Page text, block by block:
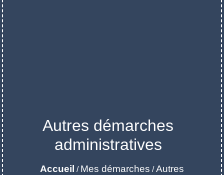
Autres démarches
administratives
Accueil / Mes démarches /Autres